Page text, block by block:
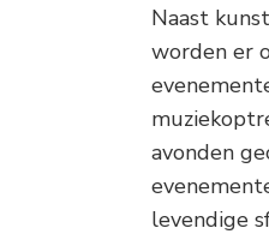
Naast
worden er
avonden
levendige